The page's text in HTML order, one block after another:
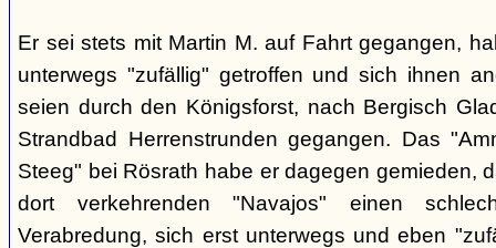
Er sei stets mit Martin M. auf Fahrt gegangen,
unterwegs "zufällig" getroffen und sich ihnen
seien durch den Königsforst, nach Bergisch
Strandbad Herrenstrunden gegangen. Das
Steeg" bei Rösrath habe er dagegen gemieden,
dort verkehrenden "Navajos" einen
Verabredung, sich erst unterwegs und eben